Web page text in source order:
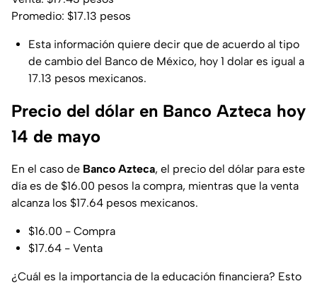
Promedio: $17.13 pesos
Esta información quiere decir que de acuerdo al tipo
de cambio del Banco de México, hoy 1 dolar es igual a
17.13 pesos mexicanos.
Precio del dólar en Banco Azteca hoy
14 de mayo
En el caso de Banco Azteca, el precio del dólar para este
día es de $16.00 pesos la compra, mientras que la venta
alcanza los $17.64 pesos mexicanos.
$16.00 - Compra
$17.64 - Venta
¿Cuál es la importancia de la educación financiera? Esto